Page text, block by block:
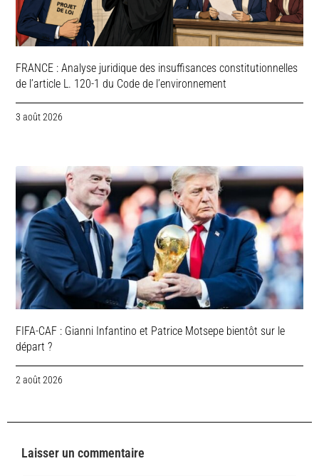
FRANCE : Analyse juridique des insuffisances constitutionnelles
de l’article L. 120-1 du Code de l’environnement
3 août 2026
FIFA-CAF : Gianni Infantino et Patrice Motsepe bientôt sur le
départ ?
2 août 2026
Laisser un commentaire